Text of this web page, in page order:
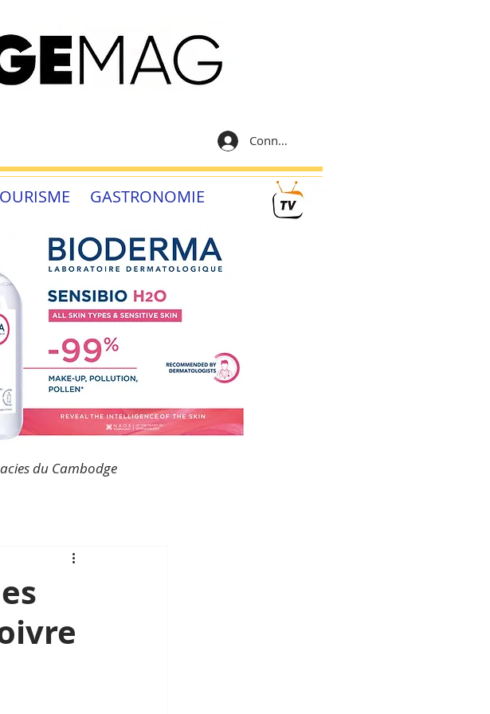
Connexion
GASTRONOMIE
du Cambodge